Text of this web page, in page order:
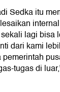
Sedka itu
lagi bisa
dari kami
tugas di